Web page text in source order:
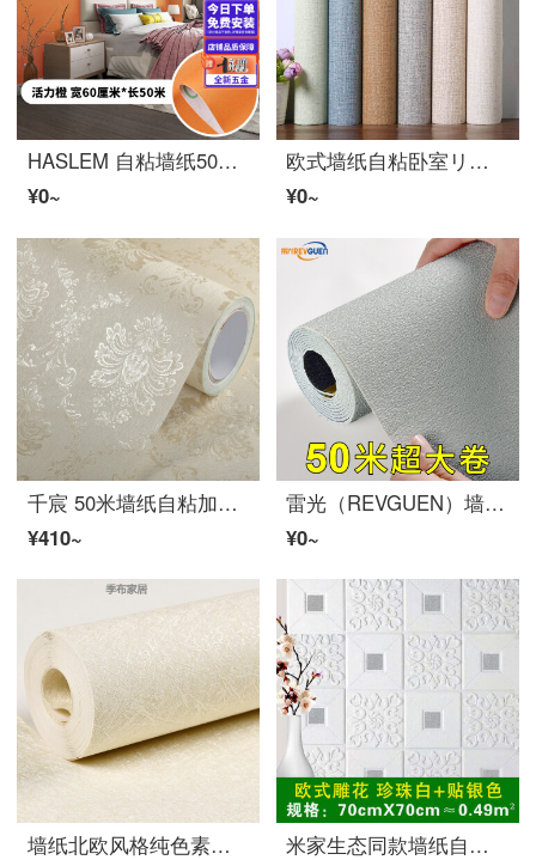
HASLEM 自粘墙纸50米大卷防水防潮可擦水洗卧室温馨リビング背景墙面壁纸家用 加厚马卡龙【活力橙】60cm×50米 仅墙纸
¥0~
欧式墙纸自粘卧室リビング墙贴 背景墙pvc防水家具翻新贴纸宿舍墙 银灰蚕丝 60cm*10米
¥0~
千宸 50米墙纸自粘加厚防水防潮卧室温馨简约墙贴翻新贴北欧美式家用自粘装饰贴纸リビング背景墙墙面贴纸 米白欧式花 10米长*60厘米宽
¥410~
雷光（REVGUEN）墙纸自粘リビング温馨防水防潮防霉3d立体墙贴自粘卧室电视背景墙装饰无缝翻新墙贴纸 特厚】硅藻泥米灰色 50*10米
¥0~
墙纸北欧风格纯色素色防水PVC米黄卧室リビング家用现代简约 浅黄色 SH1051(升级加厚深压纹) ·无背胶 仅墙纸
米家生态同款墙纸自粘宿舍防水防潮贴纸3d装饰墙贴北欧风温馨卧室リビング墙面 【无味】蝴蝶花银色70*70厘米